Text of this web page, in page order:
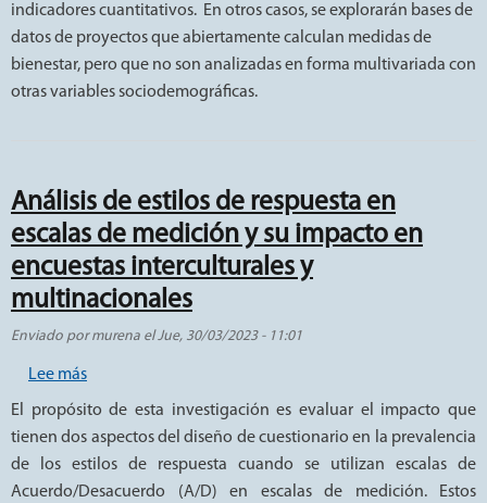
indicadores cuantitativos. En otros casos, se explorarán bases de
datos de proyectos que abiertamente calculan medidas de
bienestar, pero que no son analizadas en forma multivariada con
otras variables sociodemográficas.
Análisis de estilos de respuesta en
escalas de medición y su impacto en
encuestas interculturales y
multinacionales
Enviado pormurena elJue, 30/03/2023 - 11:01
Lee mássobre Análisis de estilos de respuesta en escalas de
El propósito de esta investigación es evaluar el impacto que
tienen dos aspectos del diseño de cuestionario en la prevalencia
de los estilos de respuesta cuando se utilizan escalas de
Acuerdo/Desacuerdo (A/D) en escalas de medición. Estos